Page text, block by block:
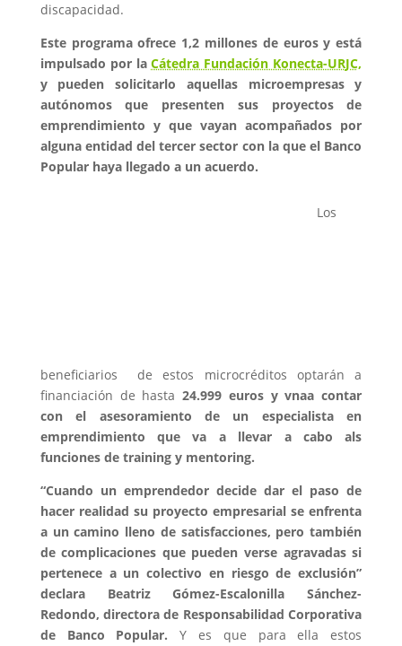
discapacidad.
Este programa ofrece 1,2 millones de euros y está
impulsado por laCátedra Fundación Konecta-URJC,
y pueden solicitarlo aquellas microempresas y
autónomos que presenten sus proyectos de
emprendimiento y que vayan acompañados por
alguna entidad del tercer sector con la que el Banco
Popular haya llegado a un acuerdo.
Los
beneficiarios de estos microcréditos optarán a
financiación de hasta24.999 euros y vnaa contar
con el asesoramiento de un especialista en
emprendimiento que va a llevar a cabo als
funciones de training y mentoring.
“Cuando un emprendedor decide dar el paso de
hacer realidad su proyecto empresarial se enfrenta
a un camino lleno de satisfacciones, pero también
de complicaciones que pueden verse agravadas si
pertenece a un colectivo en riesgo de exclusión”
declara Beatriz Gómez-Escalonilla Sánchez-
Redondo, directora de Responsabilidad Corporativa
de Banco Popular. Y es que para ella estos